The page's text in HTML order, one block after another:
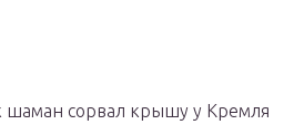
шаман сорвал крышу у Кремля